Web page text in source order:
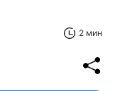
2 мин